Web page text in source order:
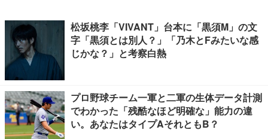
松坂桃李「VIVANT」台本に「黒須M」の文
字「黒須とは別人？」「乃木とFみたいな感
じかな？」と考察白熱
プロ野球チーム一軍と二軍の生体データ計測
でわかった「残酷なほど明確な」能力の違
い。あなたはタイプAそれともB？